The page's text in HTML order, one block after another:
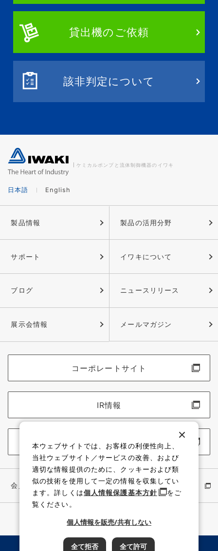
貸出機のご依頼
該非判定について
ケミカルポンプと流体制御機器のイワキ
日本語 English
製品情報 製品の活用分野
サポート イワキについて
ブログ ニュースリリース
展示会情報 メールマガジン
コーポレートサイト
IR情報
採用情報
会員サイト イワキ公式 YouTube
本ウェブサイトでは、お客様の利便性向上、
当社ウェブサイト／サービスの改善、および
適切な情報提供のために、クッキーおよび類
似の技術を使用して一定の情報を収集してい
ます。詳しくは個人情報保護基本方針
をご
覧ください。
個人情報を販売/共有しない
全て拒否 全て許可